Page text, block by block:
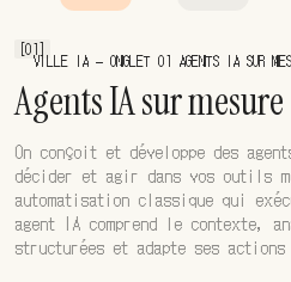
[01]
VILLE IA — ONGLET 01 AGENTS IA SUR
Agents IA sur mesure
On conçoit et développe des
décider et agir dans vos outils
automatisation classique qui
agent IA comprend le contexte,
structurées et adapte ses